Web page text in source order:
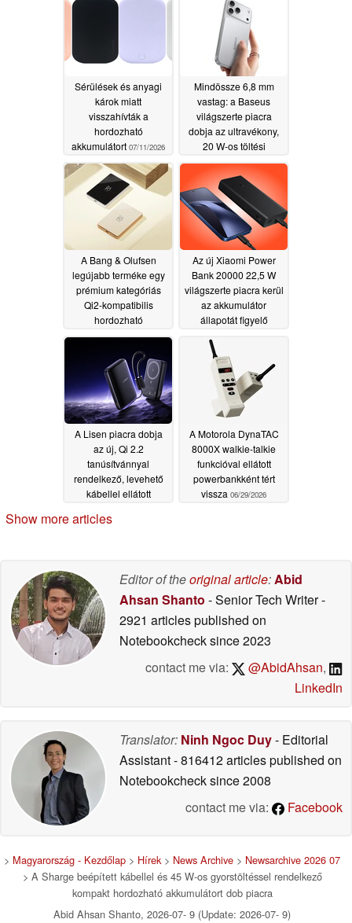
Sérülések és anyagi
károk miatt
visszahívták a
hordozható
akkumulátort 07/11/2026
Mindössze 6,8 mm
vastag: a Baseus
világszerte piacra
dobja az ultravékony,
20 W-os töltési
teljesítményű Picogo
Air mágneses
hordozható
akkumulátort 07/07/2026
A Bang & Olufsen
legújabb terméke egy
prémium kategóriás
Qi2-kompatibilis
hordozható
akkumulátor, nem
pedig fejhallgató
07/05/2026
Az új Xiaomi Power
Bank 20000 22,5 W
világszerte piacra kerül
az akkumulátor
állapotát figyelő
eszköz egyidejű
töltésének
támogatásával
07/02/2026
A Lisen piacra dobja
az új, Qi 2.2
tanúsítvánnyal
rendelkező, levehető
kábellel ellátott
akkumulátort
A Motorola DynaTAC
8000X walkie-talkie
funkcióval ellátott
powerbankként tért
vissza 06/29/2026
Show more articles
Editor of theoriginal article:Abid
Ahsan Shanto - Senior Tech Writer-
2921 articles published on
Notebookchecksince 2023
contact me via:
@AbidAhsan,
LinkedIn
Translator: Ninh Ngoc Duy- Editorial
Assistant- 816412 articles published on
Notebookchecksince 2008
contact me via:
Facebook
> Magyarország - Kezdőlap > Hírek> News Archive > Newsarchive 2026 07
> A Sharge beépített kábellel és 45 W-os gyorstöltéssel rendelkező
kompakt hordozható akkumulátort dob piacra
Abid Ahsan Shanto, 2026-07- 9 (Update: 2026-07- 9)